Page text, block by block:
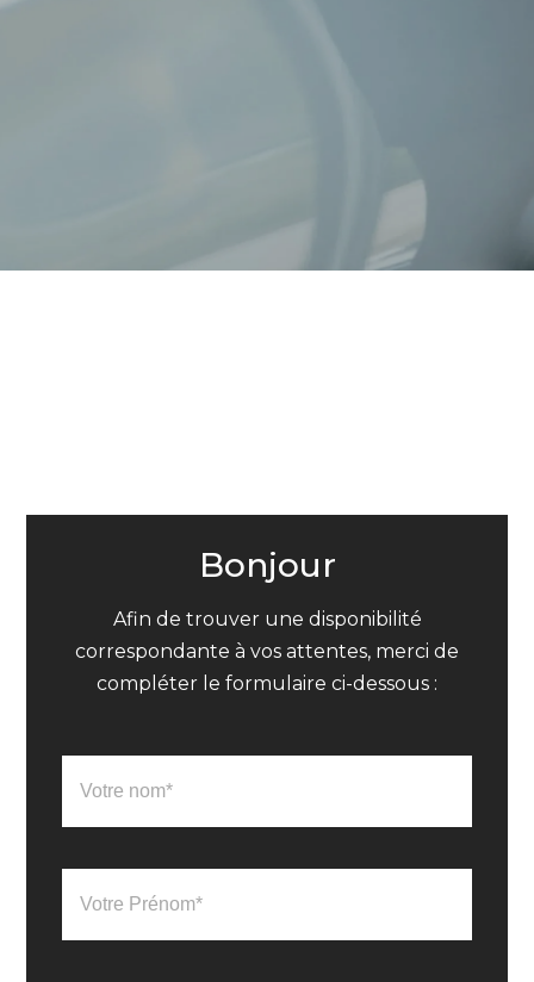
Bonjour
Afin de trouver une disponibilité
correspondante à vos attentes, merci de
compléter le formulaire ci-dessous :